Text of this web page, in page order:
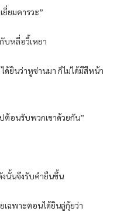
ยมคารวะ”
บหลี่อวี้เหยา
ด้ยินว่าหูซ่านมา ก็ไม่ได้มีสีหน้า
ปต้อนรับพวกเขาด้วยกัน”
งนั้นจึงรับคำยืนขึ้น
เฉพาะตอนได้ยินลู่กุ้ยว่า